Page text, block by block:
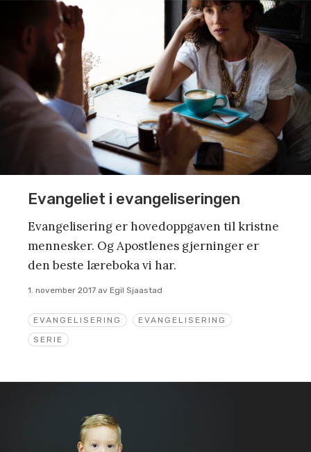
EVANGELISERING
EVANGELISERING
SERIE
Evangeliet i evangeliseringen
Evangelisering er hovedoppgaven til kristne
mennesker. Og Apostlenes gjerninger er
den beste læreboka vi har.
1. november 2017 av Egil Sjaastad